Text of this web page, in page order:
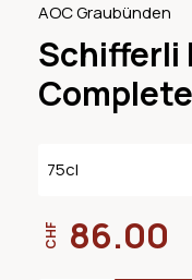
AOC Graubünden
Schifferli
75cl
CHF 86.00